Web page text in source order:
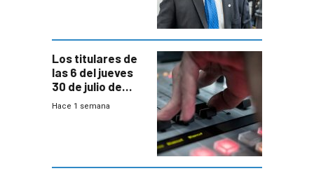
Los titulares de
las 6 del jueves
30 de julio de
2026
Hace 1 semana